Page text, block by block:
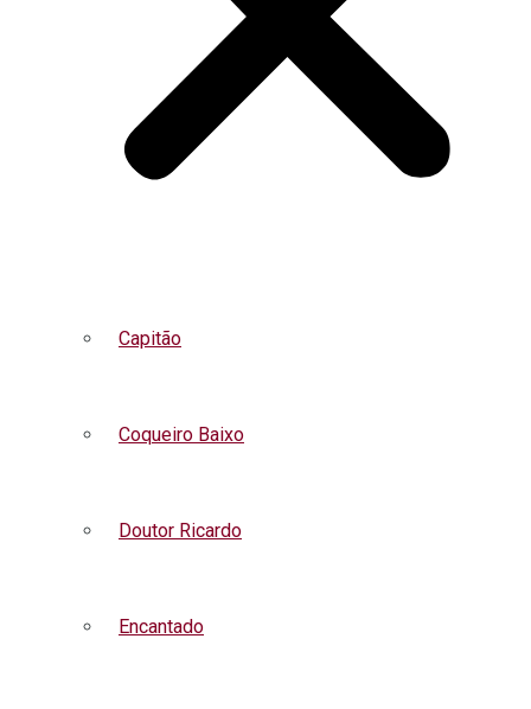
Capitão
Coqueiro Baixo
Doutor Ricardo
Encantado